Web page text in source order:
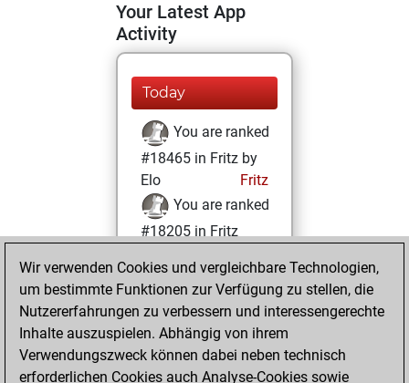
Your Latest App
Activity
Today
You are ranked
#18465 in Fritz by
Elo
Fritz
You are ranked
#18205 in Fritz
Dienstag, Juli 15,
2025
You achieved a
BeautyScore of 5
Wir verwenden Cookies und vergleichbare Technologien,
um bestimmte Funktionen zur Verfügung zu stellen, die
Nutzererfahrungen zu verbessern und interessengerechte
Inhalte auszuspielen. Abhängig von ihrem
Verwendungszweck können dabei neben technisch
erforderlichen Cookies auch Analyse-Cookies sowie